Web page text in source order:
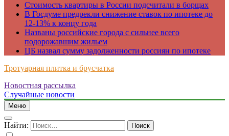
Стоимость квартиры в России подсчитали в борщах
В Госдуме предрекли снижение ставок по ипотеке до
12-13% к концу года
Названы российские города с сильнее всего
подорожавшим жильем
ЦБ назвал сумму задолженности россиян по ипотеке
Тротуарная плитка и брусчатка
Just another WordPress site
Новостная рассылка
Случайные новости
Меню
Найти: